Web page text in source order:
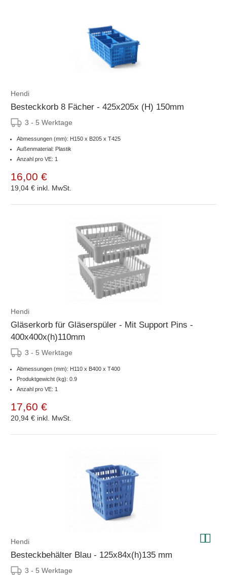
Hendi
Besteckkorb 8 Fächer - 425x205x (H) 150mm
3 - 5 Werktage
Abmessungen (mm): H150 x B205 x T425
Außenmaterial: Plastik
Anzahl pro VE: 1
16,00 €
19,04 € inkl. MwSt.
Hendi
Gläserkorb für Gläserspüler - Mit Support Pins -
400x400x(h)110mm
3 - 5 Werktage
Abmessungen (mm): H110 x B400 x T400
Produktgewicht (kg): 0.9
Anzahl pro VE: 1
17,60 €
20,94 € inkl. MwSt.
Hendi
Besteckbehälter Blau - 125x84x(h)135 mm
3 - 5 Werktage